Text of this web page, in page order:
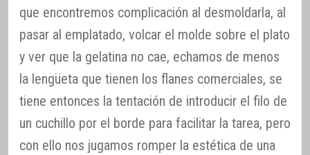
que encontremos complicación al desmoldarla, al
pasar al emplatado, volcar el molde sobre el plato
y ver que la gelatina no cae, echamos de menos
la lengüeta que tienen los flanes comerciales, se
tiene entonces la tentación de introducir el filo de
un cuchillo por el borde para facilitar la tarea, pero
con ello nos jugamos romper la estética de una